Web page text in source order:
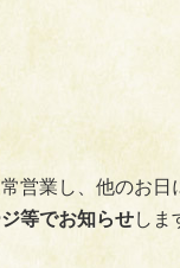
営業し、他のお日
等でお知らせしま